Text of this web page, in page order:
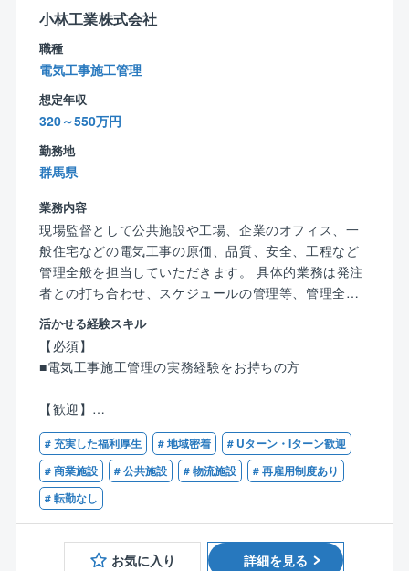
す。まれに近県を担当する場合もあります。
小林工業株式会社
職種
電気工事施工管理
想定年収
320～550万円
勤務地
群馬県
業務内容
現場監督として公共施設や工場、企業のオフィス、一
般住宅などの電気工事の原価、品質、安全、工程など
管理全般を担当していただきます。 具体的業務は発注
者との打ち合わせ、スケジュールの管理等、管理全般
を行います。
【案件について】
担当エリアは本社のある群馬県前橋市を中心に群馬県
現場への直行直帰も可能であり、移動には自家用車を
使用して頂きます（ガソリン代、維持費支給）。
【施工実績】
◇Gメッセ群馬
◇共愛学園 共愛コモンズ
◇前橋赤十字病院
◇前橋育英高等学校第一体育館
活かせる経験スキル
【必須】
■電気工事施工管理の実務経験をお持ちの方
【歓迎】
■1級または2級電気工事施工管理技士
■第一種または第二種電気工事士
# 充実した福利厚生 # 地域密着
# Uターン・Iターン歓迎
# 商業施設
# 公共施設 # 物流施設
# 再雇用制度あり
# 転勤なし
お気に入り 詳細を見る